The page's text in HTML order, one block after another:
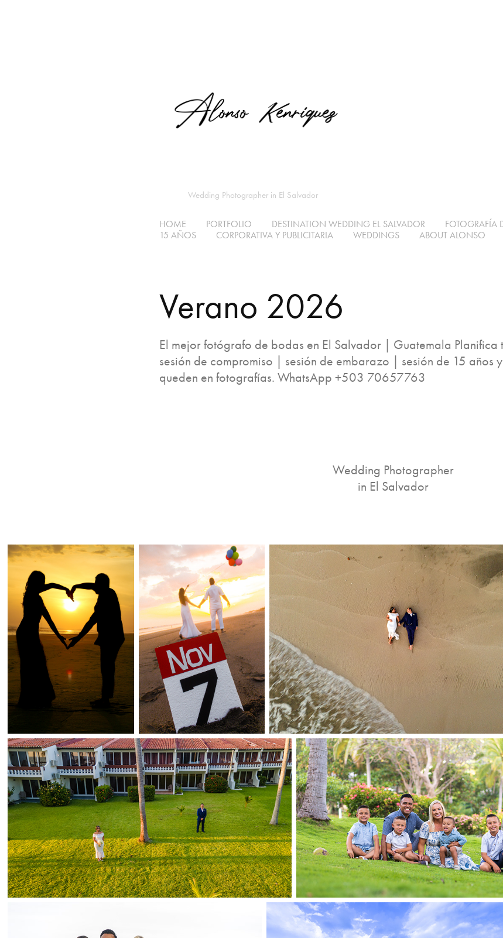
Wedding Photographer in El Salvador
HOME PORTFOLIO DESTINATION WEDDING EL SALVADOR
FOTOGRAFÍA
15 AÑOS
CORPORATIVA Y PUBLICITARIA WEDDINGS ABOUT ALONSO
Verano 2026
El mejor fotógrafo de bodas en El Salvador | Guatemala Planifica
sesión de compromiso | sesión de embarazo | sesión de 15 años
queden en fotografías. WhatsApp +503 70657763
Wedding Photographer
in El Salvador